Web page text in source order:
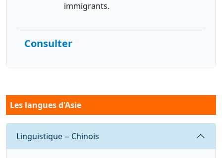
immigrants.
Consulter
Les langues d'Asie
Requête
Linguistique -- Chinois